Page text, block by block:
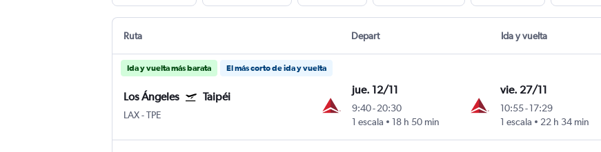
Ruta Depart Ida y vuelta
Ida y vuelta más barata El más corto de ida y vuelta
Los Ángeles Taipéi
LAX-TPE
jue. 12/11
9:40-20:30
1 escala
18 h 50 min
vie. 27/11
10:55-17:29
1 escala
22 h 34 min